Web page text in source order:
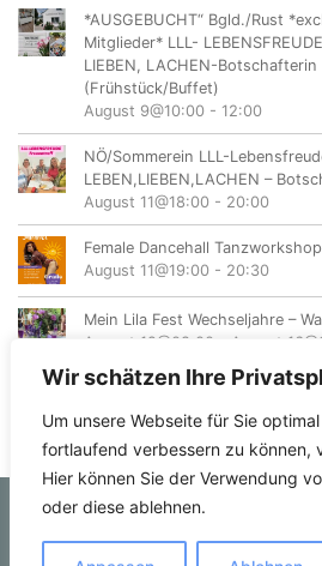
Wir schätzen Ihre
Um unsere Webseite für Sie
fortlaufend verbessern zu können,
Hier können Sie der Verwendung
oder diese ablehnen.
*AUSGEBUCHT“ Bgld./Rust
Mitglieder* LLL-
LIEBEN, LACHEN-Botschafterin
(Frühstück/Buffet)
August 9@10:00 - 12:00
NÖ/Sommerein LLL-
LEBEN,LIEBEN,LACHEN –
August 11@18:00 - 20:00
Female Dancehall Tanzworkshop
August 11@19:00 - 20:30
Mein Lila Fest Wechseljahre –
August 12@08:00
August